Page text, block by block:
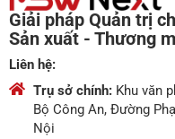
Giải pháp Quản trị
Sản xuất - Thương
Liên hệ:
Trụ sở chính: Khu văn
Bộ Công An, Đường
Nội